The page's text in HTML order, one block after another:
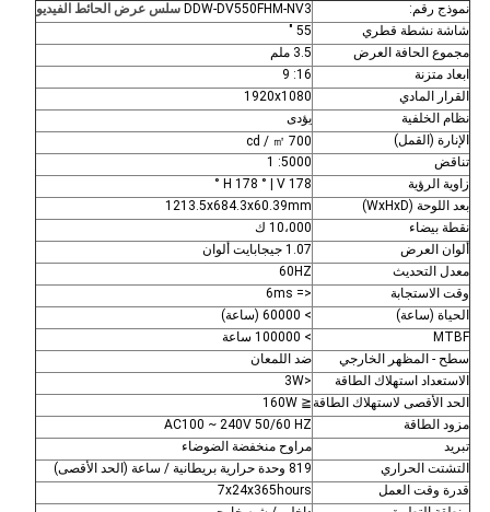
نموذج رقم: DDW-DV550FHM-NV3 سلس عرض الحائط الفيديو
شاشة نشطة قطري
55 "
مجموع الحافة العرض
3.5 ملم
ابعاد متزنة
16: 9
القرار المادي
1920x1080
نظام الخلفية
يؤدى
الإنارة (القمل)
700 cd / ㎡
تناقض
5000: 1
زاوية الرؤية
H 178 ° | V 178 °
بعد اللوحة (WxHxD)
1213.5x684.3x60.39mm
نقطة بيضاء
10،000 ك
ألوان العرض
1.07 جيجابايت ألوان
معدل التحديث
60HZ
وقت الاستجابة
<= 6ms
الحياة (ساعة)
> 60000 (ساعة)
MTBF
> 100000 ساعة
سطح - المظهر الخارجي
ضد اللمعان
الاستعداد استهلاك الطاقة
<3W
الحد الأقصى لاستهلاك الطاقة≦ 160W
مزود الطاقة
AC100 ~ 240V 50/60 HZ
تبريد
مراوح منخفضة الضوضاء
التشتت الحراري
819 وحدة حرارية بريطانية / ساعة (الحد الأقصى)
قدرة وقت العمل
7x24x365hours